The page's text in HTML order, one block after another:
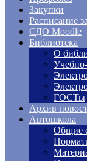
Закупки
Расписание
СДО Moodle
Библиотека
О
ГОСТы
Архив
Автошкола
Общие